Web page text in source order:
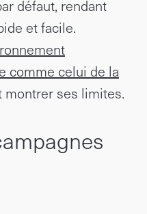
défaut, rendant
et facile.
comme celui de la
montrer ses limites.